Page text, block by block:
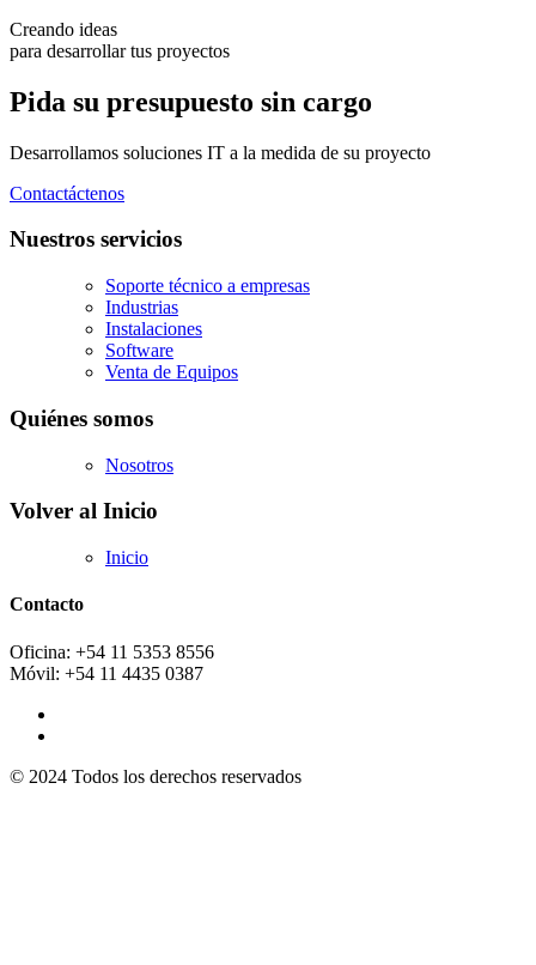
Creando ideas
para desarrollar tus proyectos
Pida su presupuesto sin cargo
Desarrollamos soluciones IT a la medida de su proyecto
Contactáctenos
Nuestros servicios
Soporte técnico a empresas
Industrias
Instalaciones
Software
Venta de Equipos
Quiénes somos
Nosotros
Volver al Inicio
Inicio
Contacto
Oficina: +54 11 5353 8556
Móvil: +54 11 4435 0387
© 2024 Todos los derechos reservados